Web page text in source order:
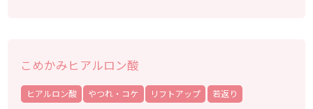
こめかみヒアルロン酸
ヒアルロン酸 やつれ・コケ リフトアップ 若返り